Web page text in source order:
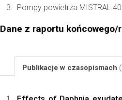
Pompy powietrza MISTRAL
Dane z raportu końcowego/
Publikacje w czasopismach